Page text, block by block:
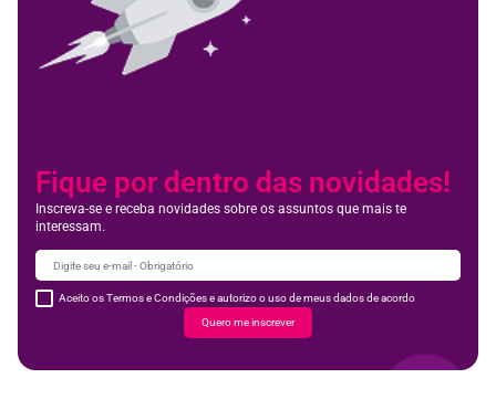
Fique por dentro das novidades!
Inscreva-se e receba novidades sobre os assuntos que mais te
interessam.
Aceito os Termos e Condições e autorizo o uso de meus dados de acordo
Quero me inscrever